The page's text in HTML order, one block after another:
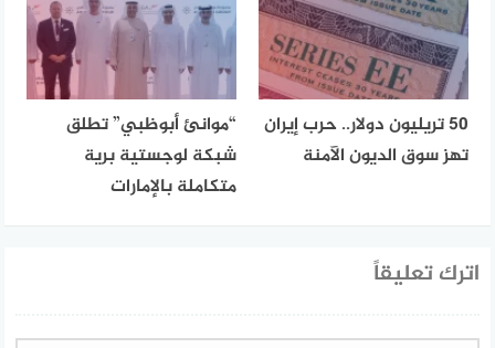
50 تريليون دولار.. حرب إيران
تهز سوق الديون الآمنة
“موانئ أبوظبي” تطلق
شبكة لوجستية برية
متكاملة بالإمارات
اترك تعليقاً